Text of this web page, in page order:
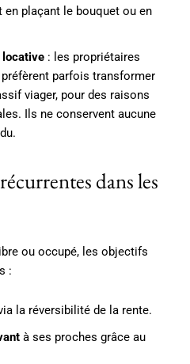
en plaçant le bouquet ou en
locative : les propriétaires
parfois transformer
viager, pour des raisons
Ils ne conservent aucune
dans les
ou occupé, les objectifs
:
la réversibilité de la rente.
à ses proches grâce au